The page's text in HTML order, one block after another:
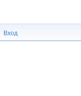
Вход